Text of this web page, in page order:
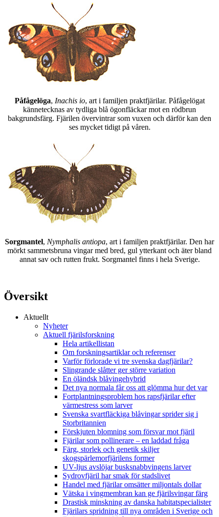
Påfågelöga, Inachis io, art i familjen praktfjärilar. Påfågelögat
kännetecknas av tydliga blå ögonfläckar mot en rödbrun
bakgrundsfärg. Fjärilen övervintrar som vuxen och därför kan den
ses mycket tidigt på våren.
Sorgmantel, Nymphalis antiopa, art i familjen praktfjärilar. Den har
mörkt sammetsbruna vingar med bred, gul ytterkant och äter bland
annat sav och rutten frukt. Sorgmantel finns i hela Sverige.
Översikt
Aktuellt
Nyheter
Aktuell fjärilsforskning
Hela artikellistan
Om forskningsartiklar och referenser
Varför förlorade vi tre svenska dagfjärilar?
Slingrande slåtter ger större variation
En öländsk blåvingehybrid
Det nya normala får oss att glömma hur det var
Fortplantningsproblem hos rapsfjärilar efter
värmestress som larver
Svenska svartfläckiga blåvingar sprider sig i
Storbritannien
Förskjuten blomning som försvar mot fjäril
Fjärilar som pollinerare – en laddad fråga
Färg, storlek och genetik skiljer
skogspärlemorfjärilens former
UV-ljus avslöjar busksnabbvingens larver
Sydrovfjäril har smak för stadslivet
Handel med fjärilar omsätter miljontals dollar
Vätska i vingmembran kan ge fjärilsvingar färg
Drastisk minskning av danska habitatspecialister
Fjärilars spridning till nya områden i Sverige och